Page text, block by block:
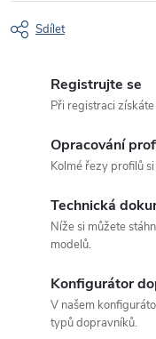
Sdílet
Registrujte se
Při registraci
Opracování
Kolmé řezy profilů
Technická
Níže si můžete
modelů.
Konfigurátor
V našem
typů dopravníků.